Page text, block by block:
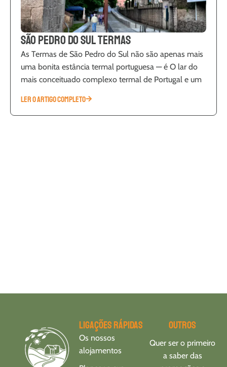
São Pedro do Sul Termas
As Termas de São Pedro do Sul não são apenas mais
uma bonita estância termal portuguesa — é O lar do
mais conceituado complexo termal de Portugal e um
LER O ARTIGO COMPLETO
Ligações rápidas
Os nossos
alojamentos
Outros
Quer ser o primeiro
a saber das